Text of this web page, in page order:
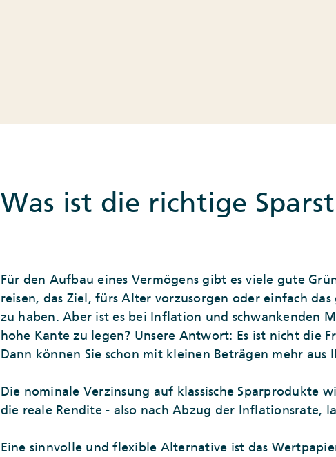
Was ist die richtige
Für den Aufbau eines Vermögens gibt es viele gute
reisen, das Ziel, fürs Alter vorzusorgen oder einfach
zu haben. Aber ist es bei Inflation und schwankenden
hohe Kante zu legen? Unsere Antwort: Es ist nicht die
Dann können Sie schon mit kleinen Beträgen mehr aus
Die nominale Verzinsung auf klassische Sparprodukte
die reale Rendite - also nach Abzug der Inflationsrate,
Eine sinnvolle und flexible Alternative ist das